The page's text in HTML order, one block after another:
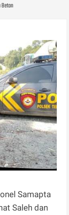
Beton
Samapta
Saleh dan